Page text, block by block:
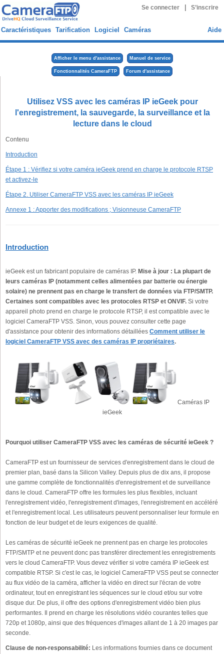
Se connecter S’inscrire
Caractéristiques Tarification Logiciel Caméras Aide
Afficher le menu d'assistance Manuel de service
Fonctionnalités CameraFTP Forum d'assistance
Utilisez VSS avec les caméras IP ieGeek pour
l'enregistrement, la sauvegarde, la surveillance et la
lecture dans le cloud
Contenu
Introduction
Étape 1 : Vérifiez si votre caméra ieGeek prend en charge le protocole RTSP
et activez-le
Étape 2. Utiliser CameraFTP VSS avec les caméras IP ieGeek
Annexe 1 : Apporter des modifications ; Visionneuse CameraFTP
Introduction
ieGeek est un fabricant populaire de caméras IP. Mise à jour : La plupart de
leurs caméras IP (notamment celles alimentées par batterie ou énergie
solaire) ne prennent pas en charge le transfert de données via FTP/SMTP.
Certaines sont compatibles avec les protocoles RTSP et ONVIF. Si votre
appareil photo prend en charge le protocole RTSP, il est compatible avec le
logiciel CameraFTP VSS. Sinon, vous pouvez consulter cette page
d'assistance pour obtenir des informations détaillées Comment utiliser le
logiciel CameraFTP VSS avec des caméras IP propriétaires.
Caméras IP
ieGeek
Pourquoi utiliser CameraFTP VSS avec les caméras de sécurité ieGeek ?
CameraFTP est un fournisseur de services d'enregistrement dans le cloud de
premier plan, basé dans la Silicon Valley. Depuis plus de dix ans, il propose
une gamme complète de fonctionnalités d'enregistrement et de surveillance
dans le cloud. CameraFTP offre les formules les plus flexibles, incluant
l'enregistrement vidéo, l'enregistrement d'images, l'enregistrement en accéléré
et l'enregistrement local. Les utilisateurs peuvent personnaliser leur formule en
fonction de leur budget et de leurs exigences de qualité.
Les caméras de sécurité ieGeek ne prennent pas en charge les protocoles
FTP/SMTP et ne peuvent donc pas transférer directement les enregistrements
vers le cloud CameraFTP. Vous devez vérifier si votre caméra IP ieGeek est
compatible RTSP. Si c'est le cas, le logiciel CameraFTP VSS peut se connecter
au flux vidéo de la caméra, afficher la vidéo en direct sur l'écran de votre
ordinateur, tout en enregistrant les séquences sur le cloud et/ou sur votre
disque dur. De plus, il offre des options d'enregistrement vidéo bien plus
performantes. Il prend en charge les résolutions vidéo courantes telles que
720p et 1080p, ainsi que des fréquences d'images allant de 1 à 20 images par
seconde.
Clause de non-responsabilité: Les informations fournies dans ce document